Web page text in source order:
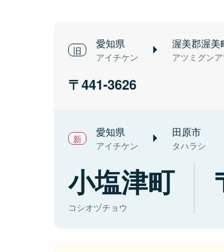
愛知県
アイチケン
渥美郡渥美
アツミグン
441-3626
愛知県
アイチケン
田原市
タハラシ
小塩津町
コシオヅチョウ